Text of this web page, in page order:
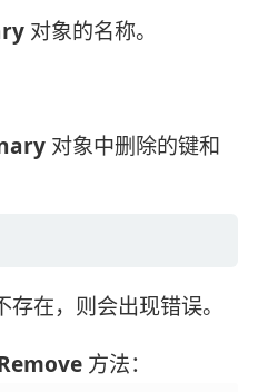
对象的名称。
对象中删除的键和
在，则会出现错误。
方法：